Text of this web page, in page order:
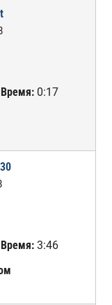
Время:0:17
Время:3:46